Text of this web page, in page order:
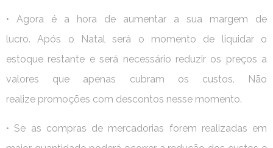
• Agora é a hora de aumentar a sua margem de
lucro. Após o Natal será o momento de liquidar o
estoque restante e será necessário reduzir os preços a
valores que apenas cubram os custos. Não
realize promoções com descontos nesse momento.
• Se as compras de mercadorias forem realizadas em